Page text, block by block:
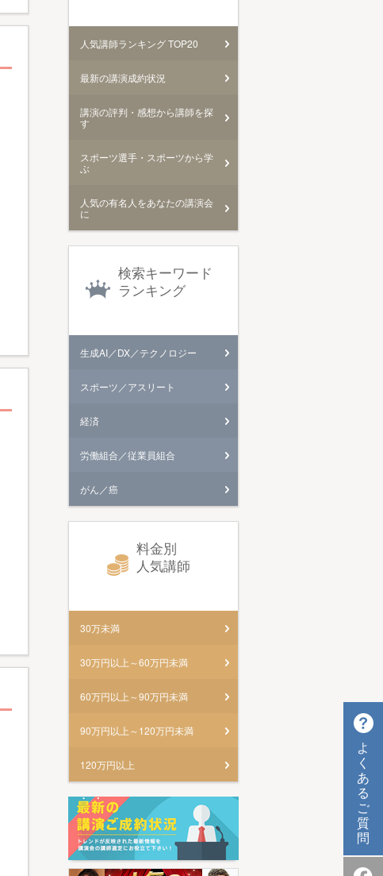
人気講師ランキング TOP20
最新の講演成約状況
講演の評判・感想から講師を探
す
スポーツ選手・スポーツから学
ぶ
人気の有名人をあなたの講演会
に
検索キーワード
ランキング
生成AI／DX／テクノロジー
スポーツ／アスリート
経済
労働組合／従業員組合
がん／癌
料金別
人気講師
30万未満
30万円以上～60万円未満
60万円以上～90万円未満
90万円以上～120万円未満
120万円以上
よ
く
あ
る
ご
質
問